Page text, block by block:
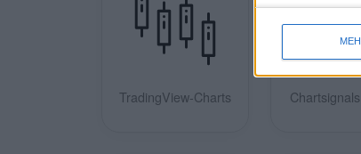
TradingView-Charts